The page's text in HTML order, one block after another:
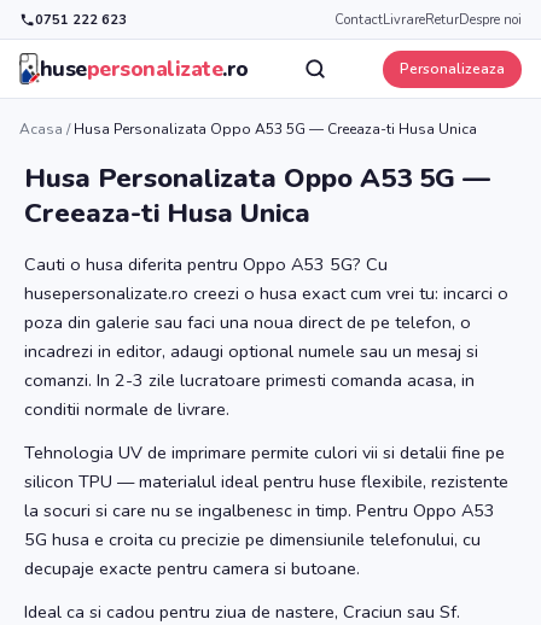
0751 222 623 ContactLivrareReturDespre noi
husepersonalizate.ro Personalizeaza
Acasa /Husa Personalizata Oppo A53 5G — Creeaza-ti Husa Unica
Husa Personalizata Oppo A53 5G —
Creeaza-ti Husa Unica
Cauti o husa diferita pentru Oppo A53 5G? Cu
husepersonalizate.ro creezi o husa exact cum vrei tu: incarci o
poza din galerie sau faci una noua direct de pe telefon, o
incadrezi in editor, adaugi optional numele sau un mesaj si
comanzi. In 2-3 zile lucratoare primesti comanda acasa, in
conditii normale de livrare.
Tehnologia UV de imprimare permite culori vii si detalii fine pe
silicon TPU — materialul ideal pentru huse flexibile, rezistente
la socuri si care nu se ingalbenesc in timp. Pentru Oppo A53
5G husa e croita cu precizie pe dimensiunile telefonului, cu
decupaje exacte pentru camera si butoane.
Ideal ca si cadou pentru ziua de nastere, Craciun sau Sf.